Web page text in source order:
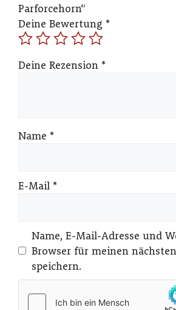
Parforcehorn“
Deine Bewertung *
Deine Rezension *
Name *
E-Mail *
Name, E-Mail-Adresse und
Browser für meinen
speichern.